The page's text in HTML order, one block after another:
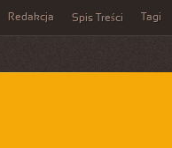
Redakcja Spis Treści Tagi